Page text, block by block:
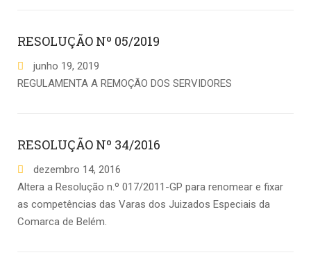
RESOLUÇÃO Nº 05/2019
junho 19, 2019
REGULAMENTA A REMOÇÃO DOS SERVIDORES
RESOLUÇÃO Nº 34/2016
dezembro 14, 2016
Altera a Resolução n.º 017/2011-GP para renomear e fixar
as competências das Varas dos Juizados Especiais da
Comarca de Belém.